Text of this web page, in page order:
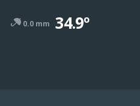
0.0 mm 34.9º